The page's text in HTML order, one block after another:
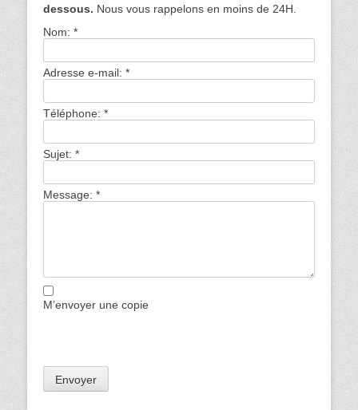
dessous. Nous vous rappelons en moins de 24H.
Nom: *
Adresse e-mail: *
Téléphone: *
Sujet: *
Message: *
M’envoyer une copie